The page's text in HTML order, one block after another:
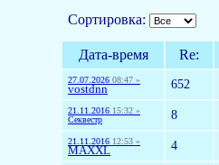
Сортировка:
Дата-время Re:
27.07.2026 08:47 »
vostdnn 652
21.11.2016 15:32 »
Секвестр
8
21.11.2016 12:53 »
MAXXL 4